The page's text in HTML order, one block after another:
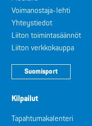
Voimanostaja-lehti
Yhteystiedot
Liiton toimintasäännöt
Liiton verkkokauppa
Suomisport
Kilpailut
Tapahtumakalenteri